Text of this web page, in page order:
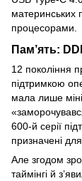
материнських
процесорами.
Пам’ять:
12 покоління
підтримкою
мала лише
600-й серії
призначені для
Але згодом
таймінгі й